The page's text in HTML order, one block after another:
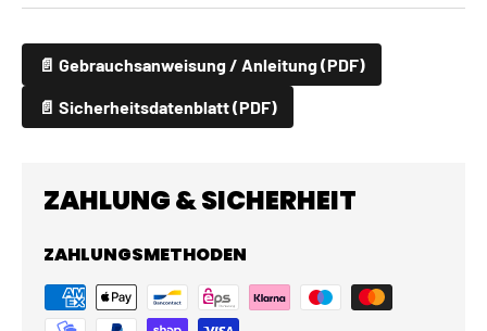
📄 Gebrauchsanweisung / Anleitung (PDF)
📄 Sicherheitsdatenblatt (PDF)
ZAHLUNG & SICHERHEIT
ZAHLUNGSMETHODEN